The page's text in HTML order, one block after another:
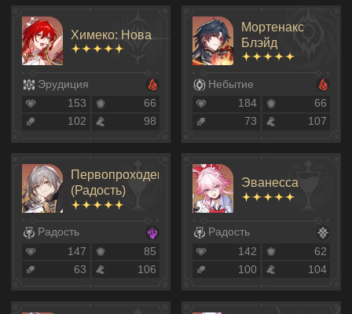
Химеко: Нова
Эрудиция
153
66
102
98
Мортенакс
Блэйд
Небытие
184
66
73
107
Первопроходец
(Радость)
Радость
147
85
63
106
Эванесса
Радость
142
62
100
104